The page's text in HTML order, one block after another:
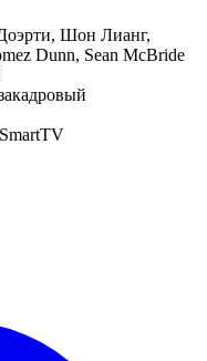
Шон Лианг,
Dunn, Sean McBride